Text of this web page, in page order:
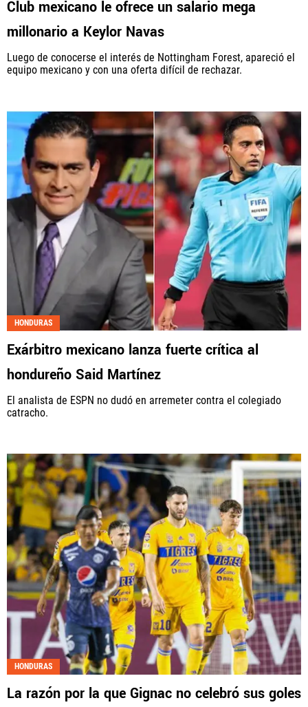
PANAMÁ
NICARAGUA
FÚTBOL INTERNACIONAL
QUIENES SOMOS STAFF | CONTACTO
Términos y Condiciones
Políticas de Privacidad
Política Editorial
Ad Choices
Fútbol Centroamérica, al igual que Futbol Sites, es
una compañía perteneciente a Better Collective.
Club mexicano le ofrece un salario mega
millonario a Keylor Navas
Luego de conocerse el interés de Nottingham Forest, apareció el
equipo mexicano y con una oferta difícil de rechazar.
HONDURAS
Exárbitro mexicano lanza fuerte crítica al
hondureño Said Martínez
El analista de ESPN no dudó en arremeter contra el colegiado
catracho.
HONDURAS
La razón por la que Gignac no celebró sus goles